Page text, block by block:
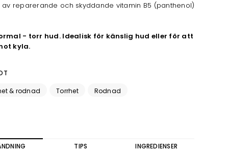
av reparerande och skyddande vitamin B5 (panthenol)
- torr hud. Idealisk för känslig hud eller för att
kyla.
& rodnad Torrhet Rodnad
TIPS INGREDIENSER